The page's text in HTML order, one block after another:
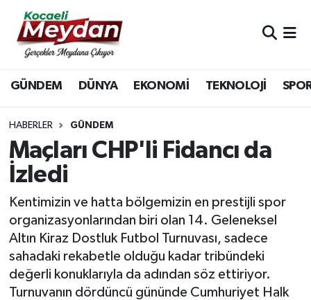
GÜNDEM DÜNYA EKONOMİ TEKNOLOJİ
HABERLER GÜNDEM
Maçları CHP'li Fidancı da
İzledi
Kentimizin ve hatta bölgemizin en prestijli spor
organizasyonlarından biri olan 14. Geleneksel
Altın Kiraz Dostluk Futbol Turnuvası, sadece
sahadaki rekabetle olduğu kadar tribündeki
değerli konuklarıyla da adından söz ettiriyor.
Turnuvanın dördüncü gününde Cumhuriyet Halk
Nöbetçi Eczaneler
Hava Durumu
Trafik Durumu
Süper Lig Puan Durumu ve Fikstür
Son Dakika Haberleri
Haber Arşivi